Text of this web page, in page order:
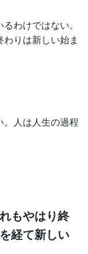
わけではない。
りは新しい始ま
。人は人生の過程
もやはり終
経て新しい